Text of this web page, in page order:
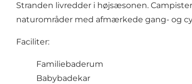
Stranden livredder i højsæsonen.
naturområder med afmærkede gang- og
Faciliter:
Familiebaderum
Babybadekar